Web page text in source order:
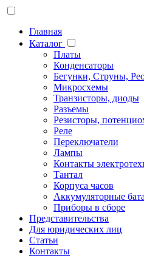
Главная
Каталог
Платы
Конденсаторы
Бегунки, Струны,
Микросхемы
Транзисторы, диоды
Разъемы
Резисторы,
Реле
Переключатели
Лампы
Контакты
Тантал
Корпуса часов
Аккумуляторные
Приборы в сборе
Представительства
Для юридических лиц
Статьи
Контакты